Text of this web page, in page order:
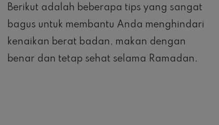
Berikut adalah beberapa tips yang sangat
bagus untuk membantu Anda menghindari
kenaikan berat badan, makan dengan
benar dan tetap sehat selama Ramadan.